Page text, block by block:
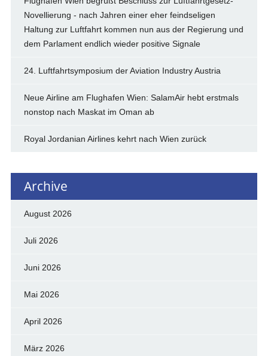
Novellierung - nach Jahren einer eher feindseligen
Haltung zur Luftfahrt kommen nun aus der Regierung und
dem Parlament endlich wieder positive Signale
24. Luftfahrtsymposium der Aviation Industry Austria
Neue Airline am Flughafen Wien: SalamAir hebt erstmals
nonstop nach Maskat im Oman ab
Royal Jordanian Airlines kehrt nach Wien zurück
Archive
August 2026
Juli 2026
Juni 2026
Mai 2026
April 2026
März 2026